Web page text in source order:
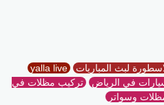
لبث المباريات yalla live
في الرياض تركيب مظلات في
وسواتر